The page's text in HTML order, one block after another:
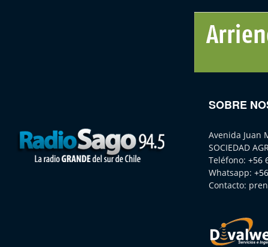
SOBRE
Avenida Juan
SOCIEDAD
Teléfono: +56
Whatsapp:
Contacto: